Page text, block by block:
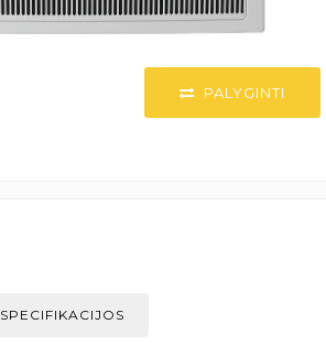
PALYGINTI
SPECIFIKACIJOS